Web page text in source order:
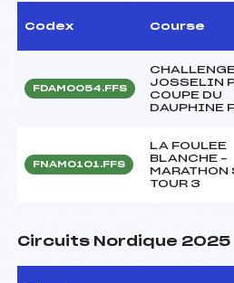
Codex Course
FDAM0054.FFS
JOSSELIN
COUPE DU
DAUPHINE
FNAM0101.FFS
LA FOULEE
BLANCHE –
MARATHON
TOUR 3
Circuits Nordique 2025